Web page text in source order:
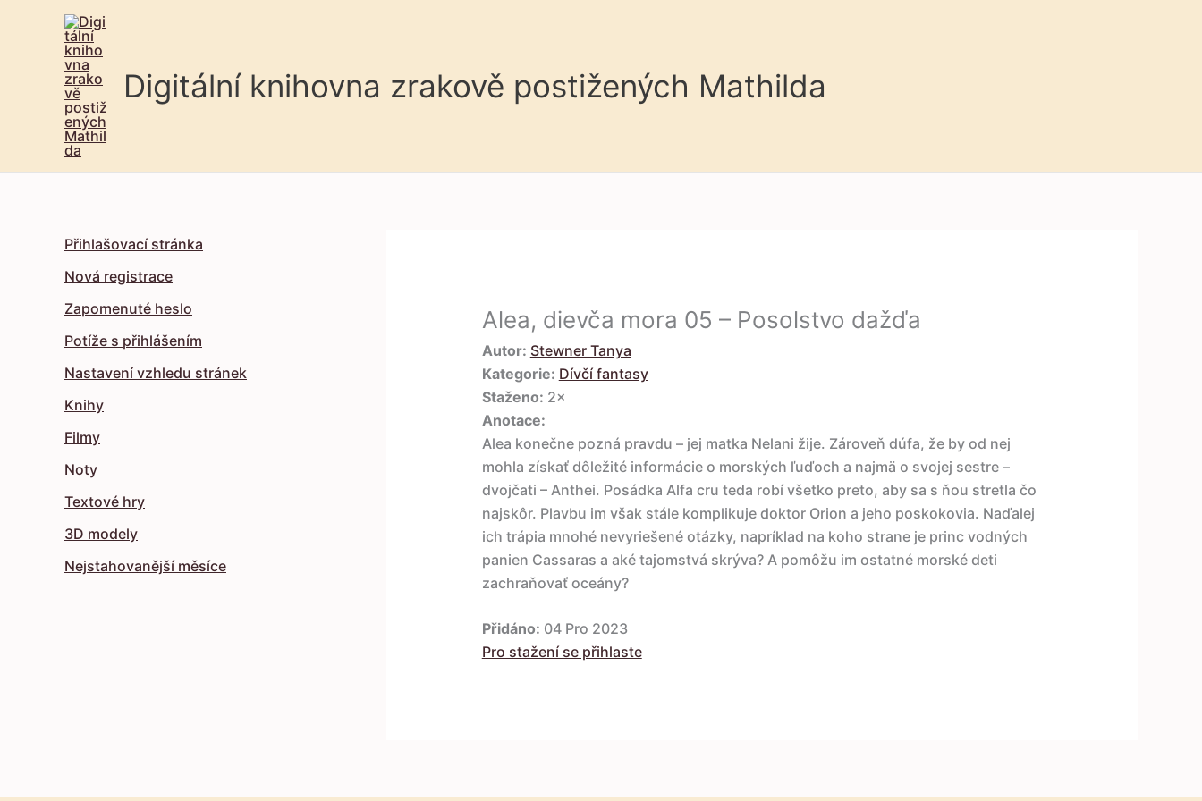
Digitální knihovna zrakově postižených Mathilda
Přihlašovací stránka
Nová registrace
Zapomenuté heslo
Potíže s přihlášením
Nastavení vzhledu stránek
Knihy
Filmy
Noty
Textové hry
3D modely
Nejstahovanější měsíce
Alea, dievča mora 05 – Posolstvo dažďa
Autor: Stewner Tanya
Kategorie: Dívčí fantasy
Staženo: 2×
Anotace:
Alea konečne pozná pravdu – jej matka Nelani žije. Zároveň dúfa, že by od nej
mohla získať dôležité informácie o morských ľuďoch a najmä o svojej sestre –
dvojčati – Anthei. Posádka Alfa cru teda robí všetko preto, aby sa s ňou stretla čo
najskôr. Plavbu im však stále komplikuje doktor Orion a jeho poskokovia. Naďalej
ich trápia mnohé nevyriešené otázky, napríklad na koho strane je princ vodných
panien Cassaras a aké tajomstvá skrýva? A pomôžu im ostatné morské deti
zachraňovať oceány?
Přidáno: 04 Pro 2023
Pro stažení se přihlaste